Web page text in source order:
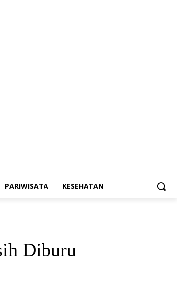
PARIWISATA KESEHATAN
Diburu